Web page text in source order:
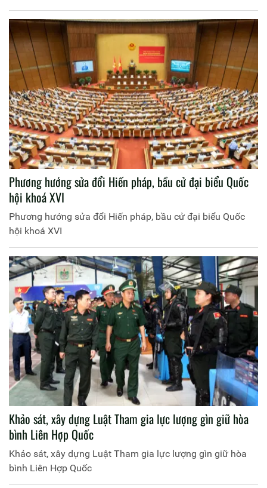
Phương hướng sửa đổi Hiến pháp, bầu cử đại biểu Quốc
hội khoá XVI
Phương hướng sửa đổi Hiến pháp, bầu cử đại biểu Quốc
hội khoá XVI
Khảo sát, xây dựng Luật Tham gia lực lượng gìn giữ hòa
bình Liên Hợp Quốc
Khảo sát, xây dựng Luật Tham gia lực lượng gìn giữ hòa
bình Liên Hợp Quốc